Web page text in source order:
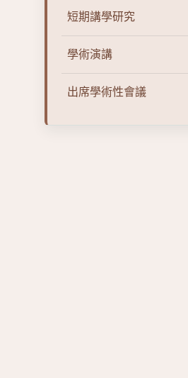
短期講學研究
學術演講
出席學術性會議